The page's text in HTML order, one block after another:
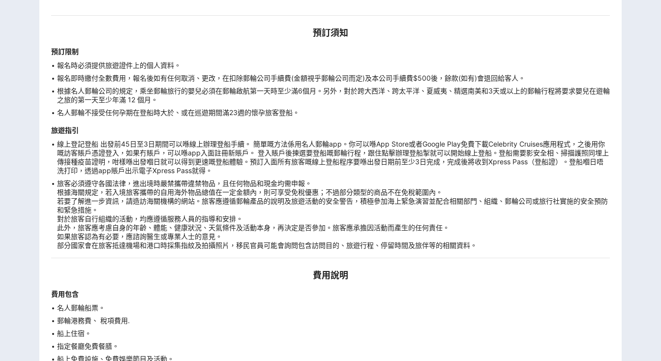
預訂須知
預訂限制
報名時必須提供旅遊證件上的個人資料。
報名即時繳付全數費用，報名後如有任何取消、更改，在扣除郵輪公司手續費(金額視乎郵輪公司而定)及本公司手續費$500後，餘款(如有)會退回給客人。
根據名人郵輪公司的規定，乘坐郵輪旅行的嬰兒必須在郵輪啟航第一天時至少滿6個月。另外，對於跨大西洋、跨太平洋、夏威夷、精選南美和3天或以上的郵輪行程將要求嬰兒在遊輪
之旅的第一天至少年滿 12 個月。
名人郵輪不接受任何孕期在登船時大於、或在巡遊期間滿23週的懷孕旅客登船。
旅遊指引
線上登記登船 出發前45日至3日期間可以喺線上辦理登船手續。 簡單嘅方法係用名人郵輪app。你可以喺App Store或者Google Play免費下載Celebrity Cruises應用程式，之後用你
嘅訪客賬戶憑證登入，如果冇賬戶，可以喺app入面註冊新賬戶。 登入賬戶後揀選要登船嘅郵輪行程，跟住點擊辦理登船掣就可以開始線上登船。登船需要影安全相、掃描護照同埋上
傳接種疫苗證明，咁樣喺出發嗰日就可以得到更速嘅登船體驗。預訂入面所有旅客嘅線上登船程序要喺出發日期前至少3日完成，完成後將收到Xpress Pass（登船證）。登船嗰日唔
洗打印，透過app賬戶出示電子Xpress Pass就得。
旅客必須遵守各國法律，進出境時嚴禁攜帶違禁物品，且任何物品和現金均需申報。
根據海關規定，若入境旅客攜帶的自用海外物品總值在一定金額內，則可享受免稅優惠；不過部分類型的商品不在免稅範圍內。
若要了解進一步資訊，請造訪海關機構的網站。旅客應遵循郵輪產品的說明及旅遊活動的安全警告，積極參加海上緊急演習並配合相關部門、組織、郵輪公司或旅行社實施的安全預防
和緊急措施。
對於旅客自行組織的活動，均應遵循服務人員的指導和安排。
此外，旅客應考慮自身的年齡、體能、健康狀況、天氣條件及活動本身，再決定是否參加。旅客應承擔因活動而產生的任何責任。
如果旅客認為有必要，應諮詢醫生或專業人士的意見。
部分國家會在旅客抵達機場和港口時採集指紋及拍攝照片，移民官員可能會詢問包含訪問目的、旅遊行程、停留時間及旅伴等的相關資料。
費用說明
費用包含
名人郵輪船票。
郵輪港務費、 稅項費用.
船上住宿。
指定餐廳免費餐膳。
船上免費設施、免費娛樂節目及活動。